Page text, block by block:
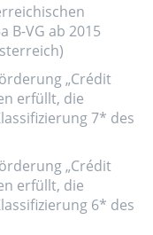
B-VG ab 2015
„Crédit
erfüllt, die
7* des
„Crédit
erfüllt, die
6* des